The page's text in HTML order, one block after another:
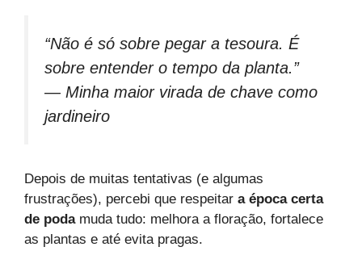
“Não é só sobre pegar a tesoura. É
sobre entender o tempo da planta.”
— Minha maior virada de chave como
jardineiro
Depois de muitas tentativas (e algumas
frustrações), percebi que respeitar a época certa
de podamuda tudo: melhora a floração, fortalece
as plantas e até evita pragas.